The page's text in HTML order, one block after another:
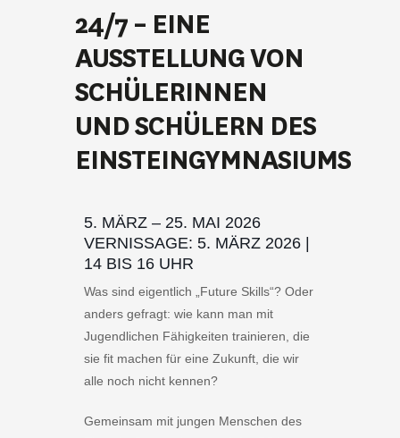
24/7 – EINE
AUSSTELLUNG VON
SCHÜLERINNEN
UND SCHÜLERN DES
EINSTEINGYMNASIUMS
5. MÄRZ – 25. MAI 2026
VERNISSAGE: 5. MÄRZ 2026 |
14 BIS 16 UHR
Was sind eigentlich „Future Skills“? Oder
anders gefragt: wie kann man mit
Jugendlichen Fähigkeiten trainieren, die
sie fit machen für eine Zukunft, die wir
alle noch nicht kennen?
Gemeinsam mit jungen Menschen des